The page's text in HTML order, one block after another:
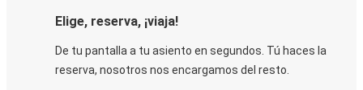
Elige, reserva, ¡viaja!
De tu pantalla a tu asiento en segundos. Tú haces la
reserva, nosotros nos encargamos del resto.